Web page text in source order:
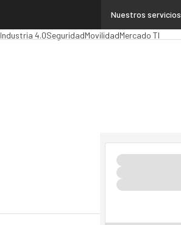
Nuestros servicios
Administración PúblicaMarTech Cloud
Industria 4.0SeguridadMovilidadMercado TI